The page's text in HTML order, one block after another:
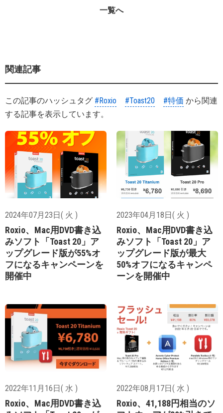
一覧へ
関連記事
この記事のハッシュタグ #Roxio #Toast20 #特価 から関連
する記事を表示しています。
2024年07月23日( 火 )
Roxio、Mac用DVD書き込
みソフト「Toast 20」ア
ップグレード版が55%オ
フになるキャンペーンを
開催中
2023年04月18日( 火 )
Roxio、Mac用DVD書き込
みソフト「Toast 20」ア
ップグレード版が最大
50%オフになるキャンペ
ーンを開催中
2022年11月16日( 水 )
Roxio、Mac用DVD書き込
2022年08月17日( 水 )
Roxio、41,188円相当のソ